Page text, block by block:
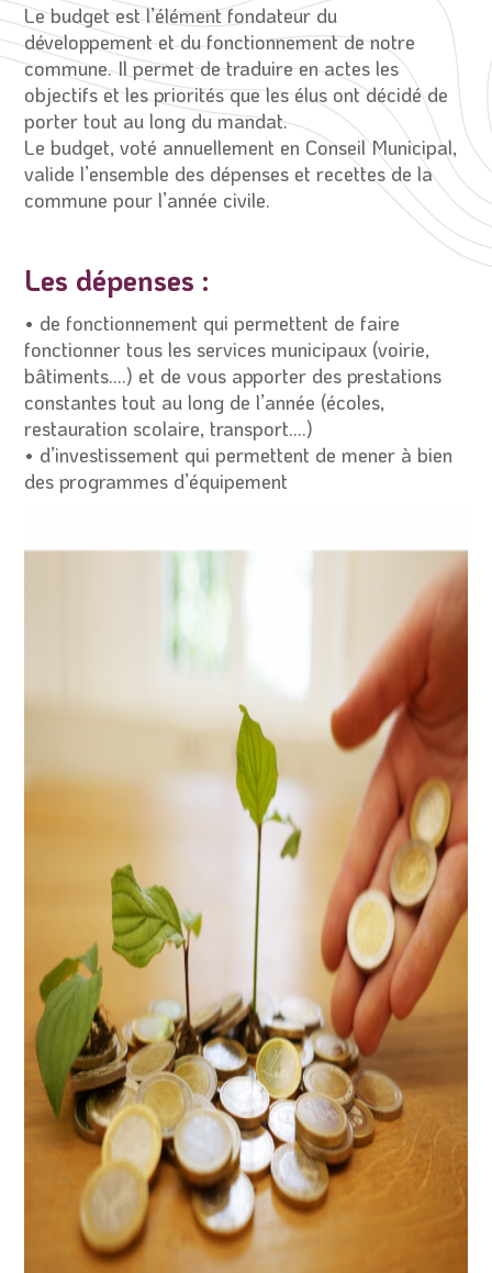
Le budget est l’élément fondateur du
développement et du fonctionnement de notre
commune. Il permet de traduire en actes les
objectifs et les priorités que les élus ont décidé de
porter tout au long du mandat.
Le budget, voté annuellement en Conseil Municipal,
valide l’ensemble des dépenses et recettes de la
commune pour l’année civile.
Les dépenses :
• de fonctionnement qui permettent de faire
fonctionner tous les services municipaux (voirie,
bâtiments….) et de vous apporter des prestations
constantes tout au long de l’année (écoles,
restauration scolaire, transport….)
• d’investissement qui permettent de mener à bien
des programmes d’équipement